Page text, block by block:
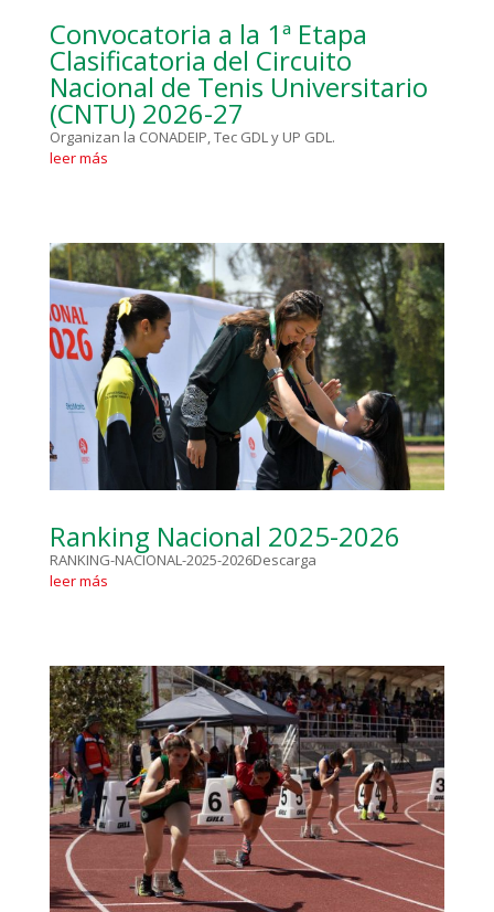
Convocatoria a la 1ª Etapa
Clasificatoria del Circuito
Nacional de Tenis Universitario
(CNTU) 2026-27
Organizan la CONADEIP, Tec GDL y UP GDL.
leer más
Ranking Nacional 2025-2026
RANKING-NACIONAL-2025-2026Descarga
leer más